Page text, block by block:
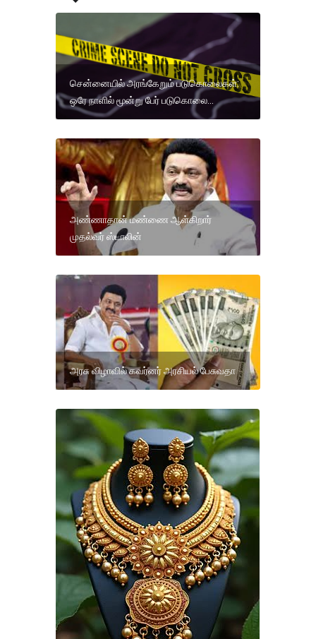
சென்னையில் அரங்கேறும் படுகொலைகள்:
ஒரே நாளில் மூன்று பேர் படுகொலை...
அண்ணாதான் மண்ணை ஆள்கிறார்
முதல்வர் ஸ்டாலின்
அரசு விழாவில் கவர்னர் அரசியல் பேசுவதா